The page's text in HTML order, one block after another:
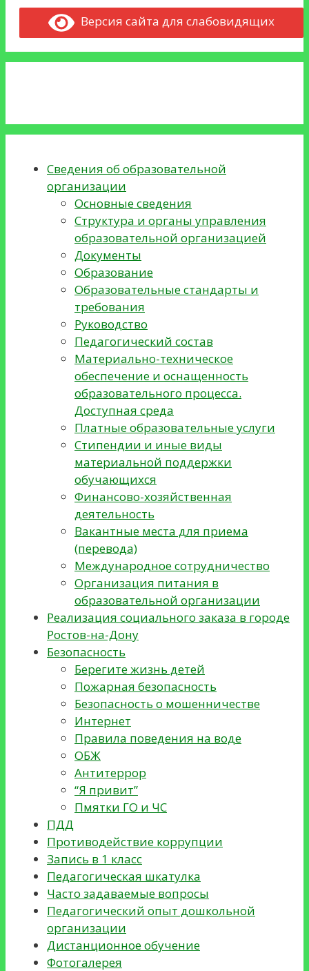
Версия сайта для слабовидящих
Сведения об образовательной
организации
Основные сведения
Структура и органы управления
образовательной организацией
Документы
Образование
Образовательные стандарты и
требования
Руководство
Педагогический состав
Материально-техническое
обеспечение и оснащенность
образовательного процесса.
Доступная среда
Платные образовательные услуги
Стипендии и иные виды
материальной поддержки
обучающихся
Финансово-хозяйственная
деятельность
Вакантные места для приема
(перевода)
Международное сотрудничество
Организация питания в
образовательной организации
Реализация социального заказа в городе
Ростов-на-Дону
Безопасность
Берегите жизнь детей
Пожарная безопасность
Безопасность о мошенничестве
Интернет
Правила поведения на воде
ОБЖ
Антитеррор
“Я привит”
Пмятки ГО и ЧС
ПДД
Противодействие коррупции
Запись в 1 класс
Педагогическая шкатулка
Часто задаваемые вопросы
Педагогический опыт дошкольной
организации
Дистанционное обучение
Фотогалерея